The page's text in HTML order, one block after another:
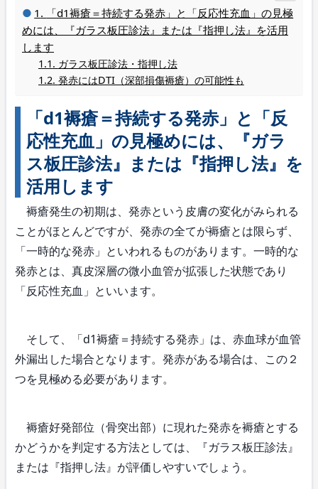
「d1褥瘡＝持続する発赤」と「反応性充血」の見極
めには、『ガラス板圧診法』または『指押し法』を活用
します
ガラス板圧診法・指押し法
発赤にはDTI（深部損傷褥瘡）の可能性も
「d1褥瘡＝持続する発赤」と「反
応性充血」の見極めには、『ガラ
ス板圧診法』または『指押し法』を
活用します
褥瘡発生の初期は、発赤という皮膚の変化がみられる
ことがほとんどですが、発赤の全てが褥瘡とは限らず、
「一時的な発赤」といわれるものがあります。一時的な
発赤とは、真皮深層の微小血管が拡張した状態であり
「反応性充血」といいます。
そして、「d1褥瘡＝持続する発赤」は、赤血球が血管
外漏出した場合となります。発赤がある場合は、この２
つを見極める必要があります。
褥瘡好発部位（骨突出部）に現れた発赤を褥瘡とする
かどうかを判定する方法としては、『ガラス板圧診法』
または『指押し法』が評価しやすいでしょう。